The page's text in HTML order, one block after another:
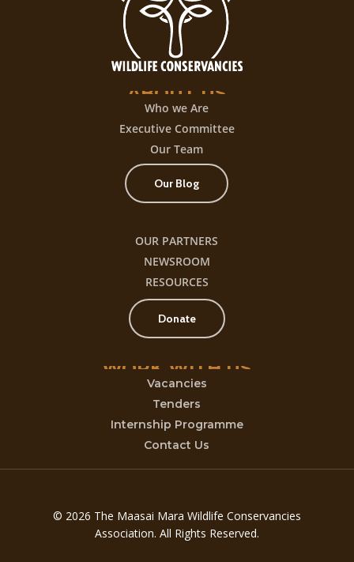
ABOUT US
Who we Are
Executive Committee
Our Team
Our Blog
OUR PARTNERS
NEWSROOM
RESOURCES
Donate
WORK WITH US
Vacancies
Tenders
Internship Programme
Contact Us
© 2026 The Maasai Mara Wildlife Conservancies
Association. All Rights Reserved.